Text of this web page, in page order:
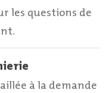
les questions de
à la demande